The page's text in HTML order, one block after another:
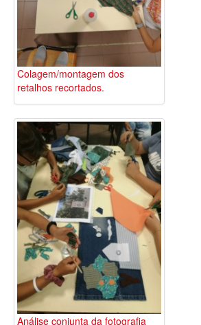
Colagem/montagem dos
retalhos recortados.
Análise conjunta da fotografia